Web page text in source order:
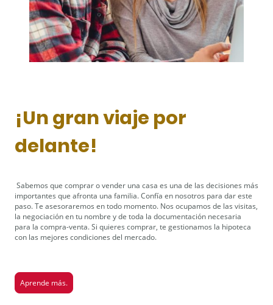
¡Un gran viaje por
delante!
Sabemos que comprar o vender una casa es una de las decisiones más
importantes que afronta una familia. Confía en nosotros para dar este
paso. Te asesoraremos en todo momento. Nos ocupamos de las visitas,
la negociación en tu nombre y de toda la documentación necesaria
para la compra-venta. Si quieres comprar, te gestionamos la hipoteca
con las mejores condiciones del mercado.
Aprende más.